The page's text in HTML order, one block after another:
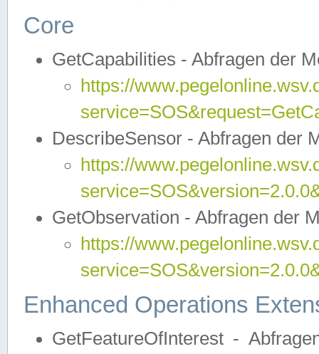
Core
GetCapabilities - Abfragen der
https://
DescribeSensor - Abfragen der
https://
GetObservation - Abfragen der
https://
Enhanced Operations
GetFeatureOfInterest -